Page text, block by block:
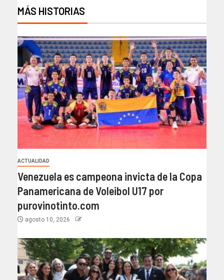
MÁS HISTORIAS
ACTUALIDAD
Venezuela es campeona invicta de la Copa
Panamericana de Voleibol U17 por
purovinotinto.com
agosto 10, 2026